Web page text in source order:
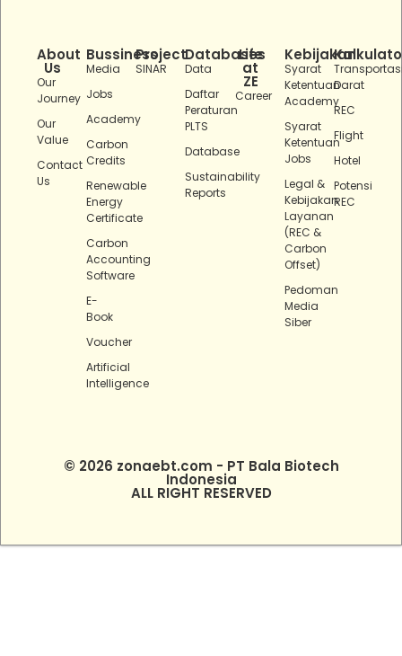
About
Us
Our
Journey
Our
Value
Contact
Us
Bussiness
Media
Jobs
Academy
Carbon
Credits
Renewable
Energy
Certificate
Carbon
Accounting
Software
E-
Book
Voucher
Artificial
Intelligence
Project
SINAR
Databases
Data
Daftar
Peraturan
PLTS
Database
Sustainability
Reports
Life
at
ZE
Career
Kebijakan
Syarat
Ketentuan
Academy
Syarat
Ketentuan
Jobs
Legal &
Kebijakan
Layanan
(REC &
Carbon
Offset)
Pedoman
Media
Siber
Darat
REC
Flight
Hotel
Potensi
REC
© 2026 zonaebt.com - PT Bala Biotech
Indonesia
ALL RIGHT RESERVED